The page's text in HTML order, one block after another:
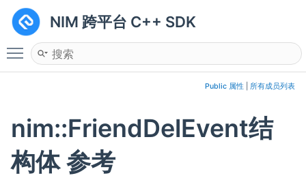
NIM 跨平台 C++ SDK
Toggle main menu visibility
Public 属性 所有成员列表
nim::FriendDelEvent结
构体 参考